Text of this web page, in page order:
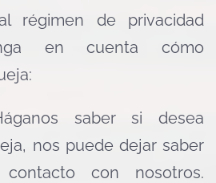
régimen de privacidad
en cuenta cómo
saber si desea
nos puede dejar saber
con nosotros.